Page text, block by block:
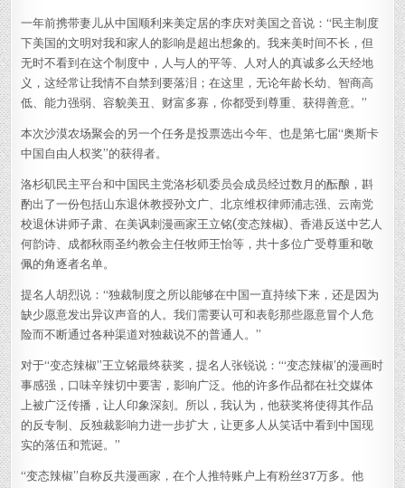
一年前携带妻儿从中国顺利来美定居的李庆对美国之音说：“民主制度
下美国的文明对我和家人的影响是超出想象的。我来美时间不长，但
无时不看到在这个制度中，人与人的平等、人对人的真诚多么天经地
义，这经常让我情不自禁到要落泪；在这里，无论年龄长幼、智商高
低、能力强弱、容貌美丑、财富多寡，你都受到尊重、获得善意。”
本次沙漠农场聚会的另一个任务是投票选出今年、也是第七届“奥斯卡
中国自由人权奖”的获得者。
洛杉矶民主平台和中国民主党洛杉矶委员会成员经过数月的酝酿，斟
酌出了一份包括山东退休教授孙文广、北京维权律师浦志强、云南党
校退休讲师子肃、在美讽刺漫画家王立铭(变态辣椒)、香港反送中艺人
何韵诗、成都秋雨圣约教会主任牧师王怡等，共十多位广受尊重和敬
佩的角逐者名单。
提名人胡烈说：“独裁制度之所以能够在中国一直持续下来，还是因为
缺少愿意发出异议声音的人。我们需要认可和表彰那些愿意冒个人危
险而不断通过各种渠道对独裁说不的普通人。”
对于“变态辣椒”王立铭最终获奖，提名人张锐说：“‘变态辣椒’的漫画时
事感强，口味辛辣切中要害，影响广泛。他的许多作品都在社交媒体
上被广泛传播，让人印象深刻。所以，我认为，他获奖将使得其作品
的反专制、反独裁影响力进一步扩大，让更多人从笑话中看到中国现
实的落伍和荒诞。”
“变态辣椒”自称反共漫画家，在个人推特账户上有粉丝37万多。他